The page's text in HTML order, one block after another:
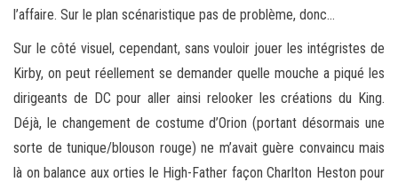
l’affaire. Sur le plan scénaristique pas de problème, donc…
Sur le côté visuel, cependant, sans vouloir jouer les intégristes de
Kirby, on peut réellement se demander quelle mouche a piqué les
dirigeants de DC pour aller ainsi relooker les créations du King.
Déjà, le changement de costume d’Orion (portant désormais une
sorte de tunique/blouson rouge) ne m’avait guère convaincu mais
là on balance aux orties le High-Father façon Charlton Heston pour